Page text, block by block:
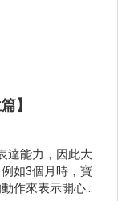
】
達能力，因此大
如3個月時，寶
作來表示開心